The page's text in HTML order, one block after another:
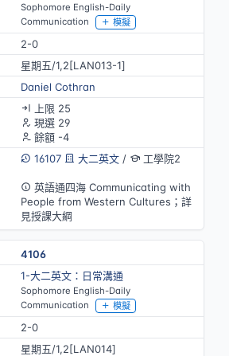
Sophomore English-Daily
Communication
模擬
2-0
星期五/1,2[LAN013-1]
Daniel Cothran
上限 25
現選 29
餘額 -4
16107
大二英文/ 工學院2
英語通四海 Communicating with
People from Western Cultures；詳
見授課大綱
4106
1-大二英文：日常溝通
Sophomore English-Daily
Communication
模擬
2-0
星期五/1,2[LAN014]